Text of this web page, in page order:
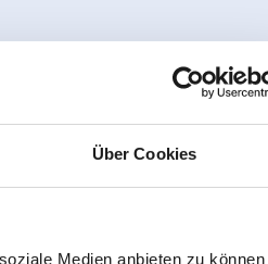
Über Cookies
Medien anbieten zu können